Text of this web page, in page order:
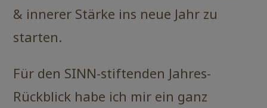
& innerer Stärke ins neue Jahr zu
starten.
Für den SINN-stiftenden Jahres-
Rückblick habe ich mir ein ganz